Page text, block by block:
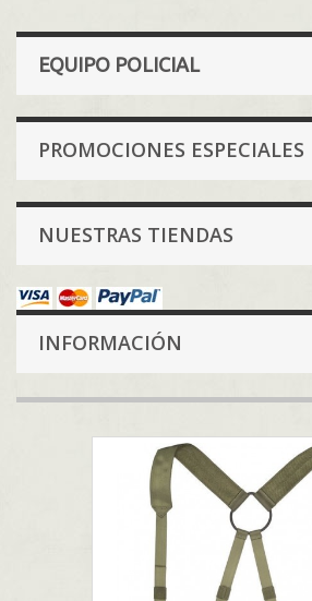
EQUIPO POLICIAL
PROMOCIONES ESPECIALES
NUESTRAS TIENDAS
INFORMACIÓN